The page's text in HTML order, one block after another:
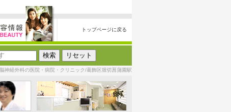
トップページに戻る
脳神経外科の医院・病院・クリニック/葛飾区堀切菖蒲園駅